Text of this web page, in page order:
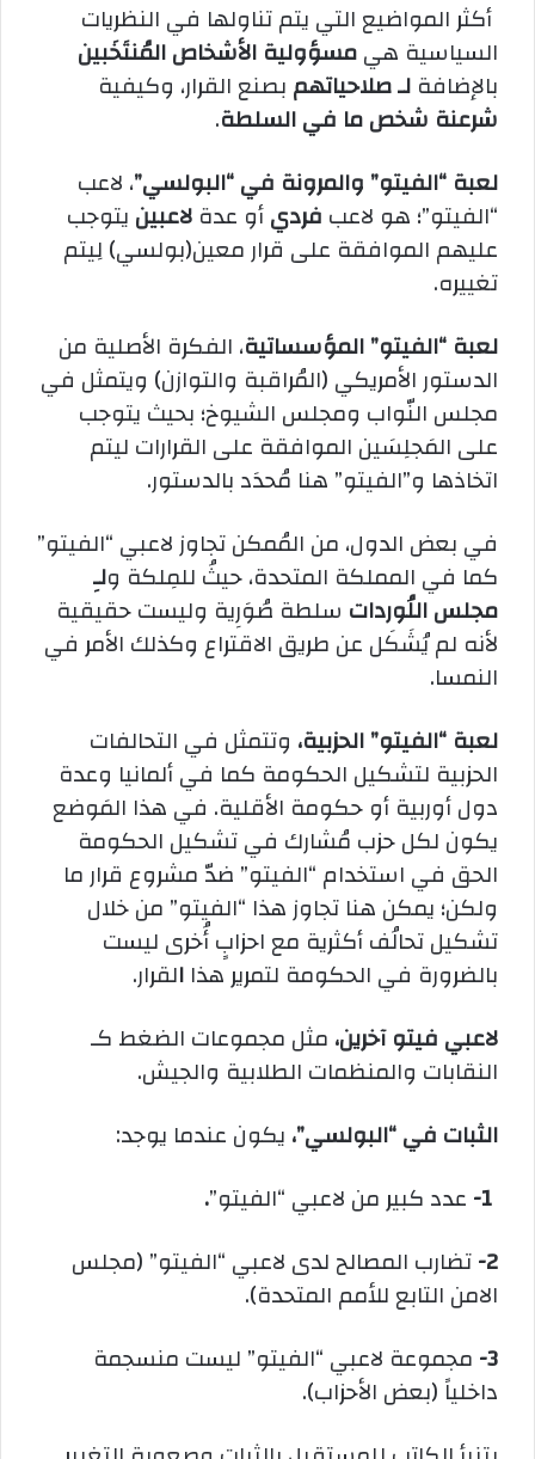
أكثر المواضيع التي يتم تناولها في النظريات
السياسية هيمسؤولية الأشخاص المُنتَخَبين
بالإضافة لـ صلاحياتهم بصنع القرار، وكيفية
شرعنة شخص ما في السلطة.
لعبة “الفيتو” والمرونة في “البولسي”، لاعب
“الفيتو”؛ هو لاعب فرديأو عدة لاعبين يتوجب
عليهم الموافقة على قرار معين(بولسي) لِيتم
تغييره.
لعبة “الفيتو” المؤسساتية، الفكرة الأصلية من
الدستور الأمريكي (المُراقبة والتوازن) ويتمثل في
مجلس النّواب ومجلس الشيوخ؛ بحيث يتوجب
على المَجلِسَين الموافقة على القرارات ليتم
اتخاذها و”الفيتو” هنا مُحدَد بالدستور.
في بعض الدول، من المُمكن تجاوز لاعبي “الفيتو”
كما في المملكة المتحدة، حيثُ للمِلكة ولـِ
مجلس اللُوردات سلطة صُوَرِية وليست حقيقية
لأنه لم يُشَكَل عن طريق الاقتراع وكذلك الأمر في
النمسا.
لعبة “الفيتو” الحزبية، وتتمثل في التحالفات
الحزبية لتشكيل الحكومة كما في ألمانيا وعدة
دول أوربية أو حكومة الأقلية. في هذا المَوضع
يكون لكل حزب مُشارك في تشكيل الحكومة
الحق في استخدام “الفيتو” ضدّ مشروع قرار ما
ولكن؛ يمكن هنا تجاوز هذا “الفيتو” من خلال
تشكيل تحالُف أكثرية مع احزابٍ أُخرى ليست
بالضرورة في الحكومة لتمرير هذا القرار.
لاعبي فيتو آخرين، مثل مجموعات الضغط كـ
النقابات والمنظمات الطلابية والجيش.
الثبات في “البولسي”، يكون عندما يوجد:
1- عدد كبير من لاعبي “الفيتو”.
2- تضارب المصالح لدى لاعبي “الفيتو” (مجلس
الامن التابع للأمم المتحدة).
3- مجموعة لاعبي “الفيتو” ليست منسجمة
داخلياً (بعض الأحزاب).